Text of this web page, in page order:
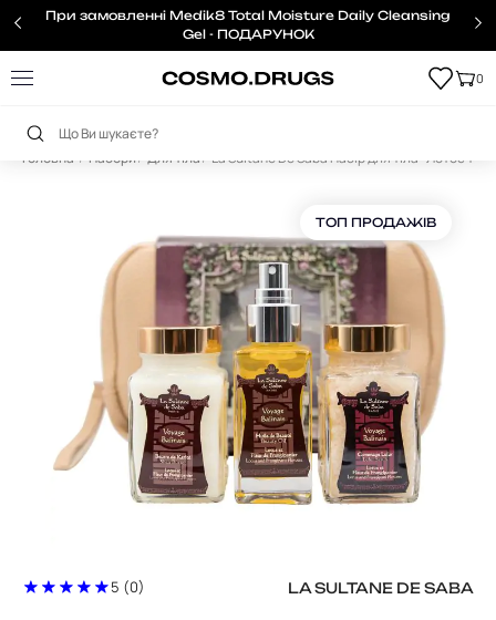
При замовленні Medik8 Total Moisture Daily Cleansing
Gel - ПОДАРУНОК
0
Головна Набори Для тіла La Sultane De Saba Набір для тіла "Лотос
ТОП ПРОДАЖІВ
5 (0) LA SULTANE DE SABA